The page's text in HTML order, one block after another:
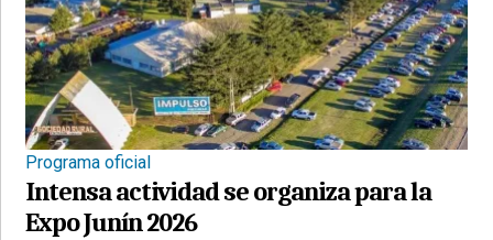
Programa oficial
Intensa actividad se organiza para la
Expo Junín 2026